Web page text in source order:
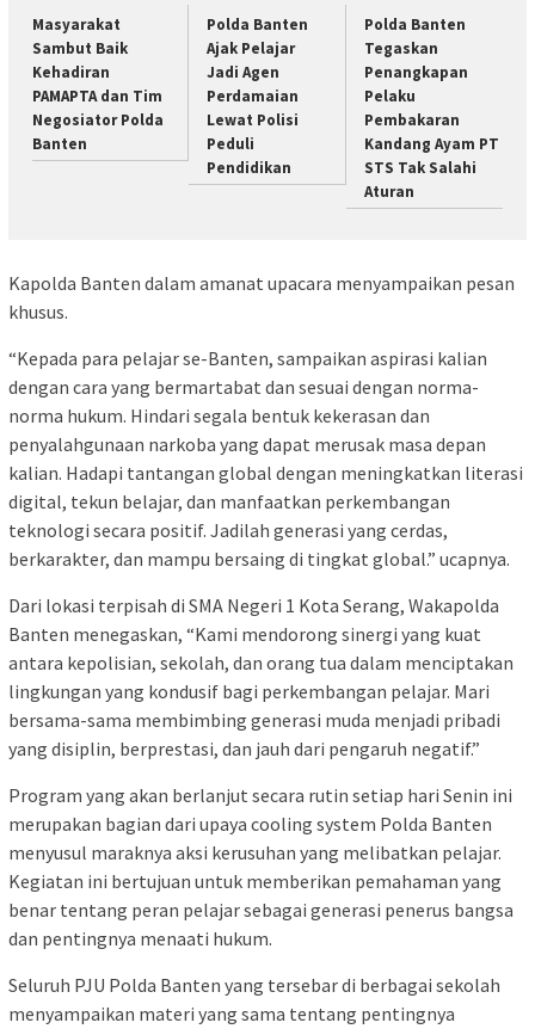
Masyarakat
Sambut Baik
Kehadiran
PAMAPTA dan Tim
Negosiator Polda
Banten
Polda Banten
Ajak Pelajar
Jadi Agen
Perdamaian
Lewat Polisi
Peduli
Pendidikan
Polda Banten
Tegaskan
Penangkapan
Pelaku
Pembakaran
Kandang Ayam PT
STS Tak Salahi
Aturan
Kapolda Banten dalam amanat upacara menyampaikan pesan
khusus.
“Kepada para pelajar se-Banten, sampaikan aspirasi kalian
dengan cara yang bermartabat dan sesuai dengan norma-
norma hukum. Hindari segala bentuk kekerasan dan
penyalahgunaan narkoba yang dapat merusak masa depan
kalian. Hadapi tantangan global dengan meningkatkan literasi
digital, tekun belajar, dan manfaatkan perkembangan
teknologi secara positif. Jadilah generasi yang cerdas,
berkarakter, dan mampu bersaing di tingkat global.” ucapnya.
Dari lokasi terpisah di SMA Negeri 1 Kota Serang, Wakapolda
Banten menegaskan, “Kami mendorong sinergi yang kuat
antara kepolisian, sekolah, dan orang tua dalam menciptakan
lingkungan yang kondusif bagi perkembangan pelajar. Mari
bersama-sama membimbing generasi muda menjadi pribadi
yang disiplin, berprestasi, dan jauh dari pengaruh negatif.”
Program yang akan berlanjut secara rutin setiap hari Senin ini
merupakan bagian dari upaya cooling system Polda Banten
menyusul maraknya aksi kerusuhan yang melibatkan pelajar.
Kegiatan ini bertujuan untuk memberikan pemahaman yang
benar tentang peran pelajar sebagai generasi penerus bangsa
dan pentingnya menaati hukum.
Seluruh PJU Polda Banten yang tersebar di berbagai sekolah
menyampaikan materi yang sama tentang pentingnya